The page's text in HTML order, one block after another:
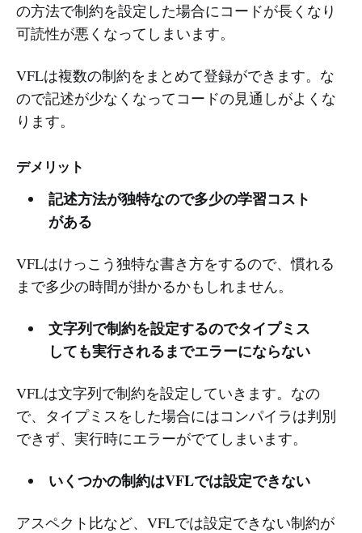
の方法で制約を設定した場合にコードが長くなり
可読性が悪くなってしまいます。
VFLは複数の制約をまとめて登録ができます。な
ので記述が少なくなってコードの見通しがよくな
ります。
デメリット
記述方法が独特なので多少の学習コスト
がある
VFLはけっこう独特な書き方をするので、慣れる
まで多少の時間が掛かるかもしれません。
文字列で制約を設定するのでタイプミス
しても実行されるまでエラーにならない
VFLは文字列で制約を設定していきます。なの
で、タイプミスをした場合にはコンパイラは判別
できず、実行時にエラーがでてしまいます。
いくつかの制約はVFLでは設定できない
アスペクト比など、VFLでは設定できない制約が